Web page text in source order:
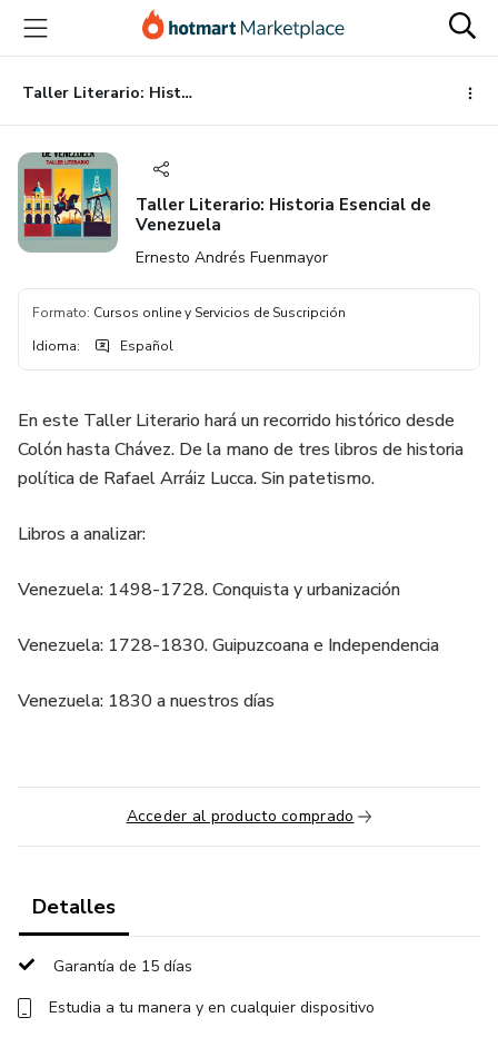
principal
página
de
página
Taller Literario: Historia Esencial de Venezuela
Taller Literario: Historia Esencial de
Venezuela
Ernesto Andrés Fuenmayor
Formato: Cursos online y Servicios de Suscripción
Idioma: Español
En este Taller Literario hará un recorrido histórico desde
Colón hasta Chávez. De la mano de tres libros de historia
política de Rafael Arráiz Lucca. Sin patetismo.
Libros a analizar:
Venezuela: 1498-1728. Conquista y urbanización
Venezuela: 1728-1830. Guipuzcoana e Independencia
Venezuela: 1830 a nuestros días
Acceder al producto comprado
Detalles
Garantía de 15 días
Estudia a tu manera y en cualquier dispositivo